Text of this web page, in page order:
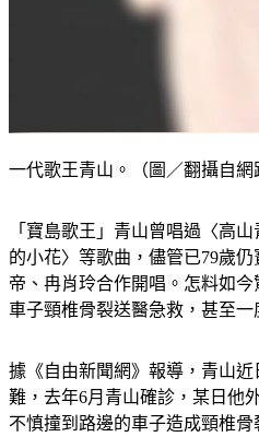
一代歌王青山。（圖／翻攝自網
「寶島歌王」青山曾唱過〈高
的小花〉等歌曲，儘管已79歲
帝、冉肖玲合作開唱。怎料如
車子頸椎骨裂送醫急救，甚至一
據《自由新聞網》報導，青山
難，去年6月青山確診，某日他
不慎撞到路邊的車子造成頸椎